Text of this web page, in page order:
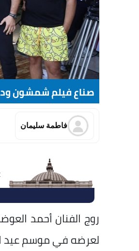
صناع فيلم شمشون
فاطمة سليمان
روج الفنان أحمد
لعرضه في موسم عيد